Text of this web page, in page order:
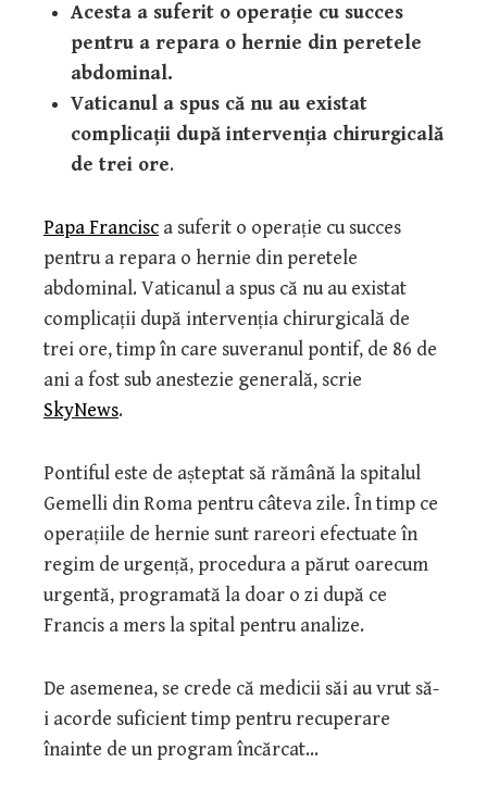
Acesta a suferit o operație cu succes
pentru a repara o hernie din peretele
abdominal.
Vaticanul a spus că nu au existat
complicații după intervenția chirurgicală
de trei ore.
Papa Francisc a suferit o operație cu succes
pentru a repara o hernie din peretele
abdominal. Vaticanul a spus că nu au existat
complicații după intervenția chirurgicală de
trei ore, timp în care suveranul pontif, de 86 de
ani a fost sub anestezie generală, scrie
SkyNews.
Pontiful este de așteptat să rămână la spitalul
Gemelli din Roma pentru câteva zile. În timp ce
operațiile de hernie sunt rareori efectuate în
regim de urgență, procedura a părut oarecum
urgentă, programată la doar o zi după ce
Francis a mers la spital pentru analize.
De asemenea, se crede că medicii săi au vrut să-
i acorde suficient timp pentru recuperare
înainte de un program încărcat…